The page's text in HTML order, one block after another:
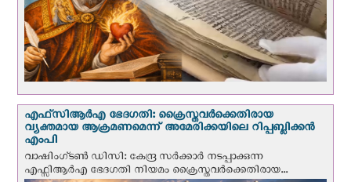
എഫ്‌സി‌ആര്‍‌എ ഭേദഗതി: ക്രൈസ്തവർക്കെതിരായ
വ്യക്തമായ ആക്രമണമെന്ന് അമേരിക്കയിലെ റിപ്പബ്ലിക്കൻ
എംപി
വാഷിംഗ്ടണ്‍ ഡി‌സി: കേന്ദ്ര സർക്കാർ നടപ്പാക്കുന്ന
എഫ്സിആർഎ ഭേദഗതി നിയമം ക്രൈസ്തവർക്കെതിരായ...